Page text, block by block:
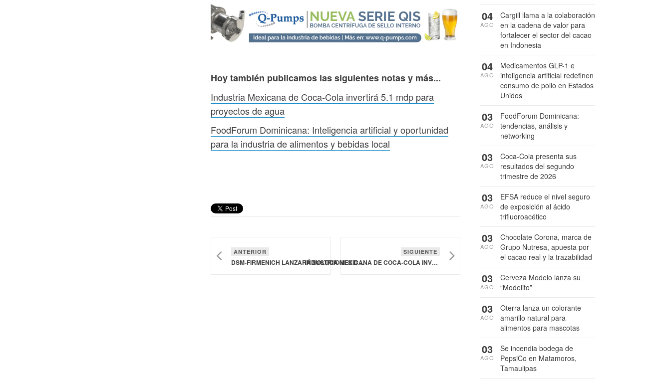
Hoy también publicamos las siguientes notas y más...
Industria Mexicana de Coca‑Cola invertirá 5.1 mdp para
proyectos de agua
FoodForum Dominicana: Inteligencia artificial y oportunidad
para la industria de alimentos y bebidas local
ANTERIOR
DSM-FIRMENICH LANZARÁ SOLUCIONES DE NUTRICIÓN DEPORTIVA
SIGUIENTE
INDUSTRIA MEXICANA DE COCA‑COLA INVERTIRÁ 5.1 MDP PARA PROYECTOS DE AGUA
Cargill llama a la colaboración
en la cadena de valor para
fortalecer el sector del cacao
en Indonesia
04
AGO
Medicamentos GLP-1 e
inteligencia artificial redefinen
consumo de pollo en Estados
Unidos
04
AGO
FoodForum Dominicana:
tendencias, análisis y
networking
03
AGO
Coca-Cola presenta sus
resultados del segundo
trimestre de 2026
03
AGO
EFSA reduce el nivel seguro
de exposición al ácido
trifluoroacético
03
AGO
Chocolate Corona, marca de
Grupo Nutresa, apuesta por
el cacao real y la trazabilidad
03
AGO
Cerveza Modelo lanza su
“Modelito”
03
AGO
Oterra lanza un colorante
amarillo natural para
alimentos para mascotas
03
AGO
Se incendia bodega de
PepsiCo en Matamoros,
Tamaulipas
03
AGO